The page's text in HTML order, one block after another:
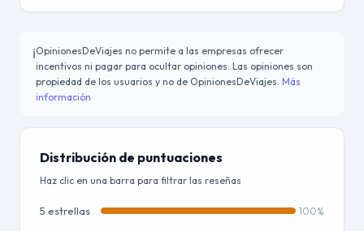
ℹ️OpinionesDeViajes no permite a las empresas ofrecer
incentivos ni pagar para ocultar opiniones. Las opiniones son
propiedad de los usuarios y no de OpinionesDeViajes. Más
información
Distribución de puntuaciones
Haz clic en una barra para filtrar las reseñas
5 estrellas 100%